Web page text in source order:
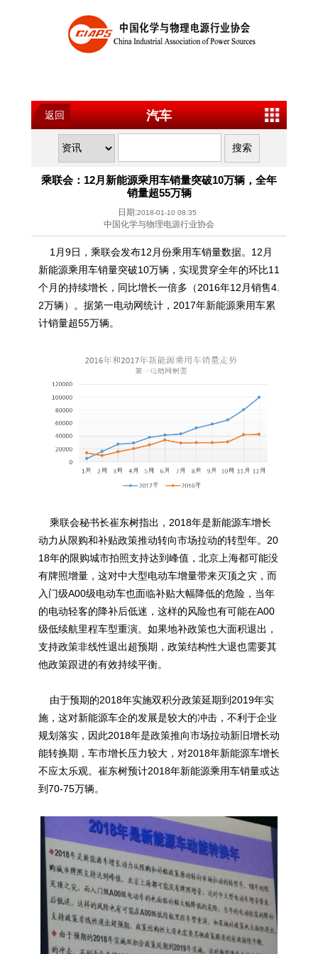
返回 汽车
乘联会：12月新能源乘用车销量突破10万辆，全年
销量超55万辆
日期:2018-01-10 08:35
中国化学与物理电源行业协会
1月9日，乘联会发布12月份乘用车销量数据。12月
新能源乘用车销量突破10万辆，实现贯穿全年的环比11
个月的持续增长，同比增长一倍多（2016年12月销售4.
2万辆）。据第一电动网统计，2017年新能源乘用车累
计销量超55万辆。
乘联会秘书长崔东树指出，2018年是新能源车增长
动力从限购和补贴政策推动转向市场拉动的转型年。20
18年的限购城市拍照支持达到峰值，北京上海都可能没
有牌照增量，这对中大型电动车增量带来灭顶之灾，而
入门级A00级电动车也面临补贴大幅降低的危险，当年
的电动轻客的降补后低迷，这样的风险也有可能在A00
级低续航里程车型重演。如果地补政策也大面积退出，
支持政策非线性退出超预期，政策结构性大退也需要其
他政策跟进的有效持续平衡。
由于预期的2018年实施双积分政策延期到2019年实
施，这对新能源车企的发展是较大的冲击，不利于企业
规划落实，因此2018年是政策推向市场拉动新旧增长动
能转换期，车市增长压力较大，对2018年新能源车增长
不应太乐观。崔东树预计2018年新能源乘用车销量或达
到70-75万辆。